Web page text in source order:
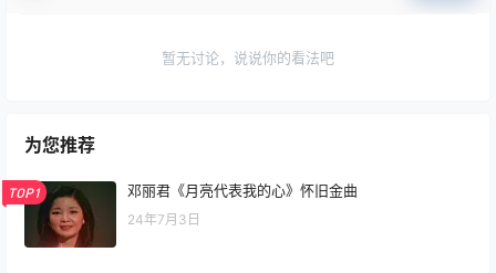
暂无讨论，说说你的看法吧
为您推荐
TOP1 邓丽君《月亮代表我的心》怀旧金曲
24年7月3日